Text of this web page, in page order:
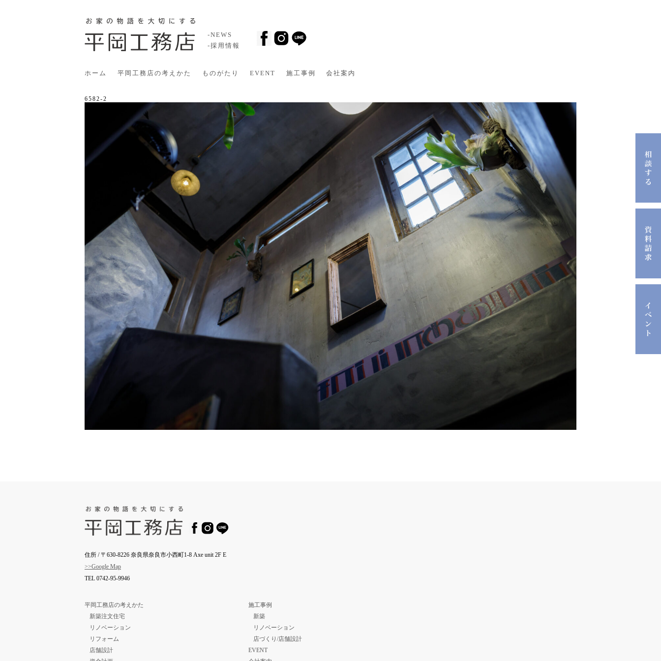
-NEWS
-採用情報
ホーム 平岡工務店の考えかた ものがたり EVENT 施工事例 会社案内
6582-2
住所 / 〒630-8226 奈良県奈良市小西町1-8 Axe unit 2F E
>>Google Map
TEL 0742-95-9946
平岡工務店の考えかた
新築注文住宅
リノベーション
リフォーム
店舗設計
施工事例
新築
リノベーション
店づくり/店舗設計
EVENT